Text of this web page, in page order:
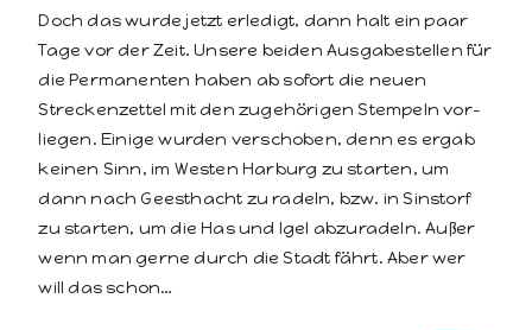
Doch das wurde jet­zt erledigt, dann halt ein paar
Tage vor der Zeit. Unsere bei­den Aus­gabestellen für
die Per­ma­nen­ten haben ab sofort die neuen
Strecken­zettel mit den zuge­höri­gen Stem­peln vor­
liegen. Einige wur­den ver­schoben, denn es ergab
keinen Sinn, im West­en Har­burg zu starten, um
dann nach Geesthacht zu radeln, bzw. in Sin­storf
zu starten, um die Has und Igel abzu­radeln. Außer
wenn man gerne durch die Stadt fährt. Aber wer
will das schon…